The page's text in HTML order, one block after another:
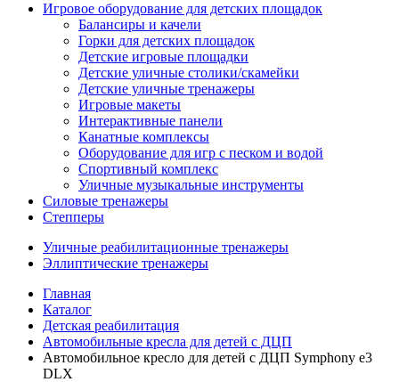
Игровое оборудование для детских площадок
Балансиры и качели
Горки для детских площадок
Детские игровые площадки
Детские уличные столики/скамейки
Детские уличные тренажеры
Игровые макеты
Интерактивные панели
Канатные комплексы
Оборудование для игр с песком и водой
Спортивный комплекс
Уличные музыкальные инструменты
Силовые тренажеры
Степперы
Уличные реабилитационные тренажеры
Эллиптические тренажеры
Главная
Каталог
Детская реабилитация
Автомобильные кресла для детей с ДЦП
Автомобильное кресло для детей с ДЦП Symphony e3
DLX